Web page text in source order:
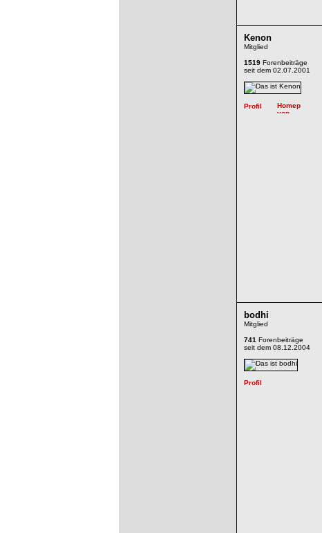
Kenon
Mitglied
1519 Forenbeiträge
seit dem 02.07.2001
bodhi
Mitglied
741 Forenbeiträge
seit dem 08.12.2004